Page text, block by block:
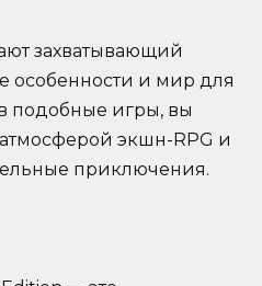
захватывающий
особенности и мир для
подобные игры, вы
экшн-RPG и
приключения.